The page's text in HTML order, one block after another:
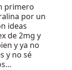
primero
por un
ideas
de 2mg y
y ya no
y no sé